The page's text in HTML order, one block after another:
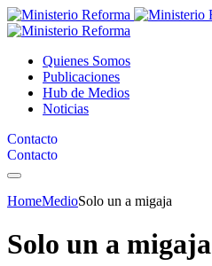
Quienes Somos
Publicaciones
Hub de Medios
Noticias
Contacto
Contacto
HomeMedioSolo un a migaja
Solo un a migaja